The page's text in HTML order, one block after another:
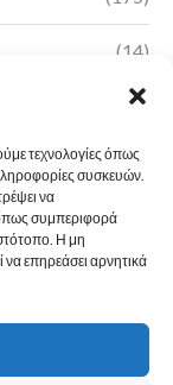
τεχνολογίες όπως
συσκευών.
να
συμπεριφορά
Η μη
επηρεάσει αρνητικά
(14)
(7)
(2)